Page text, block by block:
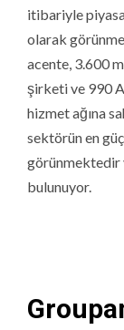
itibariyle
olarak
acente, 3.600
şirketi ve 990
hizmet ağına
sektörün en
görünmektedir
bulunuyor.